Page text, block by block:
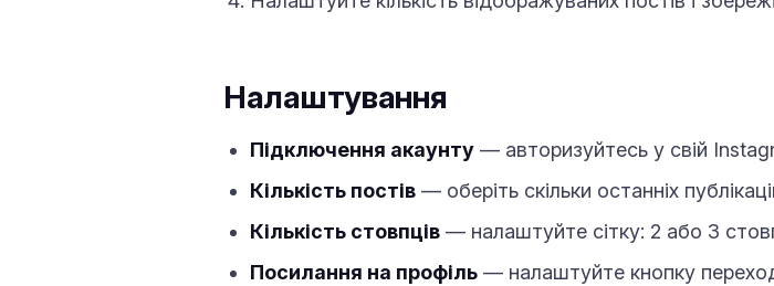
Налаштування
Підключення акаунту — авторизуйтесь у свій
Кількість постів — оберіть скільки останніх
Кількість стовпців — налаштуйте сітку: 2 або 3
Посилання на профіль — налаштуйте кнопку